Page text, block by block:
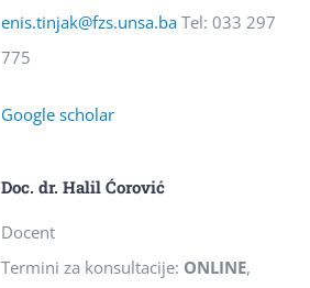
enis.tinjak@fzs.unsa.ba Tel: 033 297
775
Google scholar
Doc. dr. Halil Ćorović
Docent
Termini za konsultacije: ONLINE,